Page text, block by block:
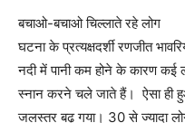
बचाओ-बचाओ चिल्लाते रहे लोग
घटना के प्रत्यक्षदर्शी रणजीत
नदी में पानी कम होने के कारण
स्नान करने चले जाते हैं। ऐसा ही
जलस्तर बढ़ गया। 30 से ज्यादा